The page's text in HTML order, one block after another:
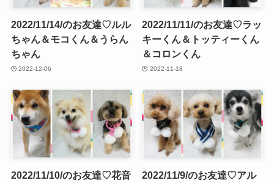
2022/11/14/のお友達♡ルル
ちゃん＆モコくん＆うらん
ちゃん
2022-12-06
2022/11/11/のお友達♡ラッ
キーくん＆トッティーくん
＆コロンくん
2022-11-18
2022/11/10/のお友達♡花音
2022/11/9/のお友達♡アル